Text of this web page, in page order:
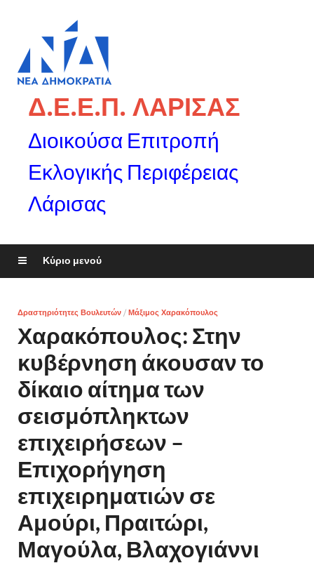
Δ.Ε.Ε.Π. ΛΑΡΙΣΑΣ
Διοικούσα Επιτροπή
Εκλογικής Περιφέρειας
Λάρισας
Κύριο μενού
Δραστηριότητες Βουλευτών / Μάξιμος Χαρακόπουλος
Χαρακόπουλος: Στην
κυβέρνηση άκουσαν το
δίκαιο αίτημα των
σεισμόπληκτων
επιχειρήσεων –
Επιχορήγηση
επιχειρηματιών σε
Αμούρι, Πραιτώρι,
Μαγούλα, Βλαχογιάννι